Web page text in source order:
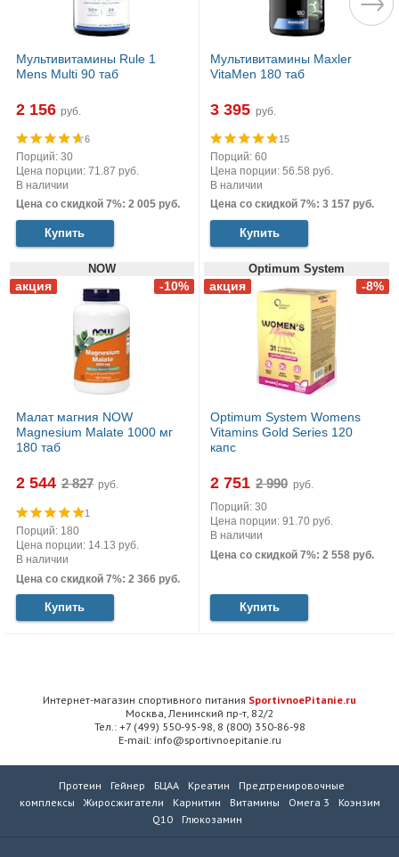
Мультивитамины Rule 1
Mens Multi 90 таб
2 156 руб.
6
Порций: 30
Цена порции: 71.87 руб.
В наличии
Цена со скидкой 7%: 2 005 руб.
Купить
Мультивитамины Maxler
VitaMen 180 таб
3 395 руб.
15
Порций: 60
Цена порции: 56.58 руб.
В наличии
Цена со скидкой 7%: 3 157 руб.
Купить
NOW
Малат магния NOW
Magnesium Malate 1000 мг
180 таб
2 544 руб.
1
Порций: 180
Цена порции: 14.13 руб.
В наличии
Цена со скидкой 7%: 2 366 руб.
Купить
Optimum System
Optimum System Womens
Vitamins Gold Series 120
капс
2 751
руб.
Порций: 30
Цена порции: 91.70 руб.
В наличии
Цена со скидкой 7%: 2 558 руб.
Купить
Интернет-магазин спортивного питания SportivnoePitanie.ru
Москва, Ленинский пр-т, 82/2
Тел.: +7 (499) 550-95-98, 8 (800) 350-86-98
E-mail: info@sportivnoepitanie.ru
Протеин Гейнер БЦАА Креатин
Предтренировочные
комплексы
Жиросжигатели Карнитин Витамины Омега 3
Коэнзим
Q10
Глюкозамин